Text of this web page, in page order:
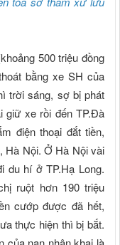
500 triệu đồng
bằng xe SH của
trời sáng, sợ bị phát
giữ xe rồi đến TP.Đà
điện thoại đắt tiền,
Hà Nội. Ở Hà Nội vài
du hí ở TP.Hạ Long.
ruột hơn 190 triệu
cướp được đã hết,
thực hiện thì bị bắt.